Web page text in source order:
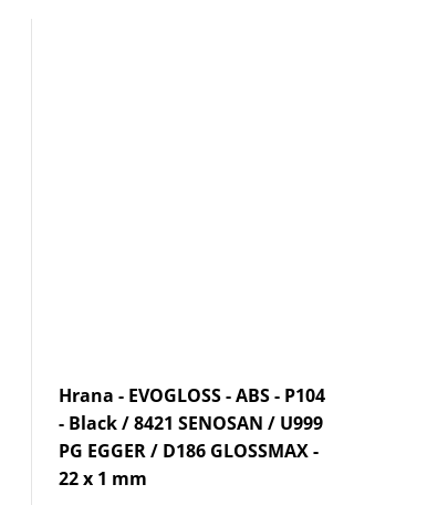
Hrana - EVOGLOSS - ABS - P104
- Black / 8421 SENOSAN / U999
PG EGGER / D186 GLOSSMAX -
22 x 1 mm